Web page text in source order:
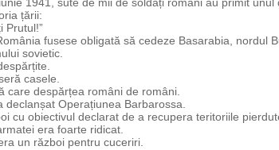
țării:
Prutul!”
fusese obligată să cedeze Basarabia, nordul
sovietic.
casele.
care despărțea români de români.
Operațiunea Barbarossa.
cu obiectivul declarat de a recupera teritoriile
era foarte ridicat.
un război pentru cuceriri.